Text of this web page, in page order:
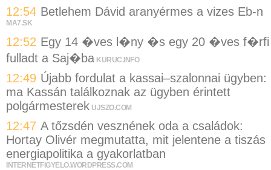
12:54 Betlehem Dávid aranyérmes a vizes Eb-n
MA7.SK
12:52 Egy 14 �ves l�ny �s egy 20 �ves f�rfi
fulladt a Saj�ba KURUC.INFO
12:49 Újabb fordulat a kassai–szalonnai ügyben:
ma Kassán találkoznak az ügyben érintett
polgármesterek UJSZO.COM
12:47 A tőzsdén vesznének oda a családok:
Hortay Olivér megmutatta, mit jelentene a tiszás
energiapolitika a gyakorlatban
INTERNETFIGYELO.WORDPRESS.COM